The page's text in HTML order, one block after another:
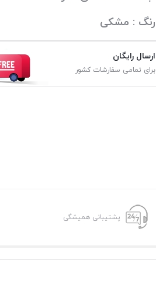
رنگ : مشکی
ارسال رایگان
برای تمامی سفارشات کشور
پشتیبانی همیشگی